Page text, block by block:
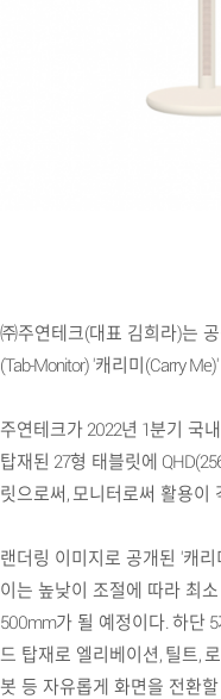
㈜주연테크(대표 김희라)는
(Tab-Monitor) '캐리미(Carry Me)'
주연테크가 2022년 1분기 국
탑재된 27형 태블릿에
릿으로써, 모니터로써 활용이
랜더링 이미지로 공개된 '캐리
이는 높낮이 조절에 따라 최소
500mm가 될 예정이다. 하단 5
드 탑재로 엘리베이션, 틸트,
봇 등 자유롭게 화면을 전환